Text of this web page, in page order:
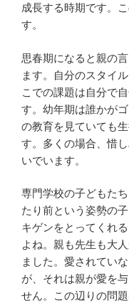
成長する時期です。
す。
思春期になると親の
ます。自分のスタイ
こでの課題は自分で
す。幼年期は誰かが
の教育を見ていても
す。多くの場合、惜
いでいます。
専門学校の子どもた
たり前という姿勢の
キゲンをとってくれ
よね。親も先生も大
ました。愛されてい
が、それは親が愛を
せん。この辺りの問